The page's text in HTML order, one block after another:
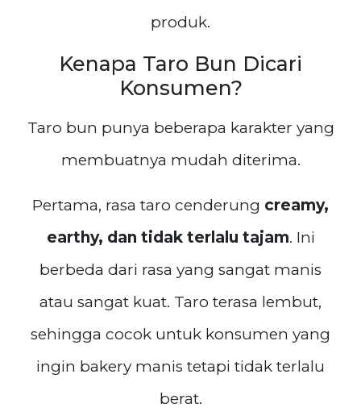
produk.
Kenapa Taro Bun Dicari
Konsumen?
Taro bun punya beberapa karakter yang
membuatnya mudah diterima.
Pertama, rasa taro cenderung creamy,
earthy, dan tidak terlalu tajam. Ini
berbeda dari rasa yang sangat manis
atau sangat kuat. Taro terasa lembut,
sehingga cocok untuk konsumen yang
ingin bakery manis tetapi tidak terlalu
berat.